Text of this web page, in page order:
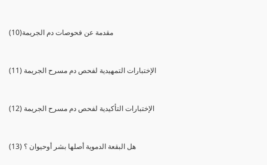
(10)مقدمة عن فحوصات دم الجريمة
(11) الإختبارات التمهيدية لفحص دم مسرح الجريمة
(12) الإختبارات التأكيدية لفحص دم مسرح الجريمة
(13) هل البقعة الدموية أصلها بشر أوحيوان ؟